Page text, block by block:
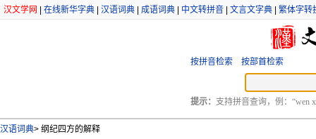
汉文学网 在线新华字典 汉语词典 成语词典 中文转拼音 文言文字典 繁体字转
按拼音检索 按部首检索
提示： 支持拼音查询，例：“wen
汉语词典> 纲纪四方的解释